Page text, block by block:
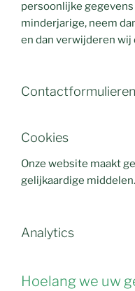
persoonlijke
minderjarige, neem
en dan verwijderen
Contactformulieren
Cookies
Onze website maakt
gelijkaardige middelen.
Analytics
Hoelang we uw